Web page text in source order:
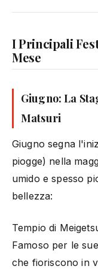
I Principali
Mese
Giugno: La
Matsuri
Giugno segna
piogge) nella
umido e spesso
bellezza:
Tempio di
Famoso per le
che fioriscono in